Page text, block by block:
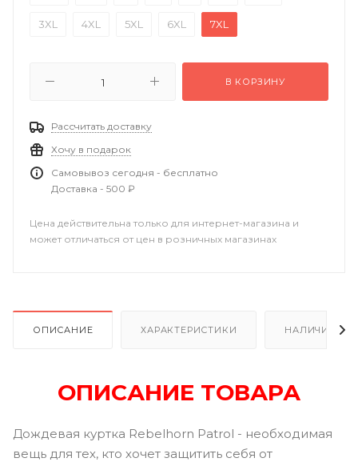
3XL 4XL 5XL 6XL 7XL
В КОРЗИНУ
Рассчитать доставку
Хочу в подарок
Самовывоз сегодня - бесплатно
Доставка - 500 ₽
Цена действительна только для интернет-магазина и
может отличаться от цен в розничных магазинах
ОПИСАНИЕ ХАРАКТЕРИСТИКИ НАЛИЧИЕ
ОПИСАНИЕ ТОВАРА
Дождевая куртка Rebelhorn Patrol - необходимая
вещь для тех, кто хочет защитить себя от